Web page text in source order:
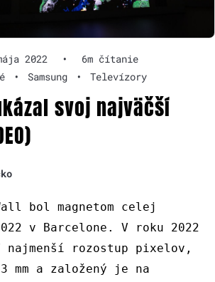
2022 •
6m čítanie
• Samsung • Televízory
svoj najväčší
bol magnetom celej
v Barcelone. V roku 2022
najmenší rozostup pixelov,
mm a založený je na